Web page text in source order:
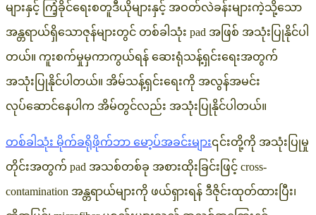
များနှင့် ကြံ့ခိုင်ရေးစတူဒီယိုများနှင့် အဝတ်လဲခန်းများကဲ့သို့သော
အန္တရာယ်ရှိသောဇုန်များတွင် တစ်ခါသုံး pad အဖြစ် အသုံးပြုနိုင်ပါ
တယ်။ ကူးစက်မှုမှကာကွယ်ရန် ဆေးရုံသန့်ရှင်းရေးအတွက်
အသုံးပြုနိုင်ပါတယ်။ အိမ်သန့်ရှင်းရေးကို အလွန်အမင်း
လုပ်ဆောင်နေပါက အိမ်တွင်လည်း အသုံးပြုနိုင်ပါတယ်။
တစ်ခါသုံး မိုက်ခရိုဖိုက်ဘာ မော့ပ်အခင်းများ၎င်းတို့ကို အသုံးပြုမှု
တိုင်းအတွက် pad အသစ်တစ်ခု အစားထိုးခြင်းဖြင့် cross-
contamination အန္တရာယ်များကို ဖယ်ရှားရန် ဒီဇိုင်းထုတ်ထားပြီး၊